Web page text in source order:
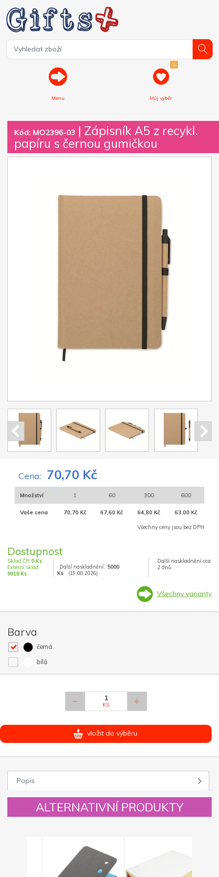
Menu
0
Můj výběr
Kód: MO2396-03 | Zápisník A5 z recykl.
papíru s černou gumičkou
Cena: 70,70 Kč
Množství 1 60 300 600
Vaše cena 70,70 Kč 67,60 Kč 64,80 Kč 63,00 Kč
Všechny ceny jsou bez DPH
Dostupnost
Sklad ČR 0 Ks
Externí sklad
9918 Ks
Další naskladnění: 5000
Ks
(19.08.2026)
Další naskladnění cca
2 dnů
Všechny varianty
Barva
černá
bílá
KS
vložit do výběru
Popis
ALTERNATIVNÍ PRODUKTY